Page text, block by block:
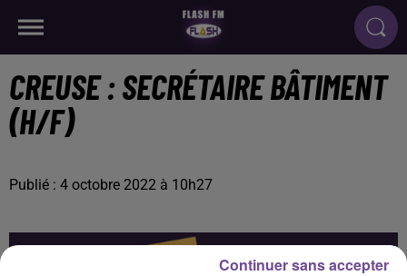
CREUSE : SECRÉTAIRE BÂTIMENT
(H/F)
Publié : 4 octobre 2022 à 10h27
Continuer sans accepter